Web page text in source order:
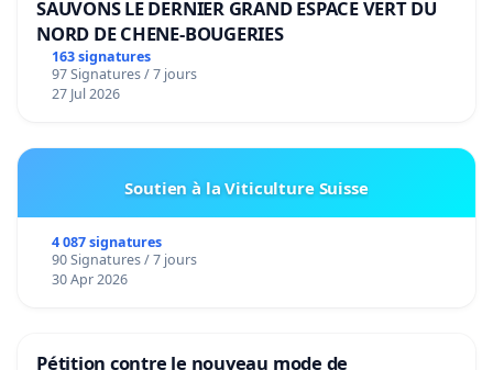
SAUVONS LE DERNIER GRAND ESPACE VERT DU
NORD DE CHENE-BOUGERIES
163 signatures
97 Signatures / 7 jours
27 Jul 2026
Soutien à la Viticulture Suisse
4 087 signatures
90 Signatures / 7 jours
30 Apr 2026
Pétition contre le nouveau mode de